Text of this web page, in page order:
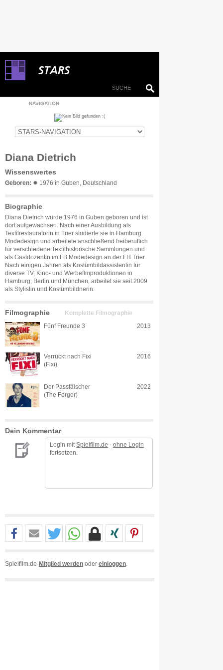
NAVIGATION
Diana Dietrich
Wissenswertes
Geboren: ✹ 1976 in Guben, Deutschland
Biographie
Diana Dietrich wurde 1976 in Guben geboren und ist
dort aufgewachsen. Nach einer Ausbildung als
Textilrestauratorin in Trier studierte sie in Hamburg
Modedesign und arbeitete anschließend freiberuﬂich
für verschiedene Textilhistorische Sammlungen und
als Gastdozentin im FB Modedesign an der FH Trier.
Nach einigen Jahren als Kostümbildassistentin für
diverse TV, Kino- und Werbeflmproduktionen in
Hamburg, Berlin und München, arbeitet sie seit 2009
als Stylistin und Kostümbildnerin.
Filmographie Komplette Filmographie
Fünf Freunde 3 2013
Verrückt nach Fixi
(Fixi)
2016
Der Passfälscher
(The Forger)
2022
Dein Kommentar
Login mit Spielfilm.de - ohne Login
fortsetzen.
Spielfilm.de-Mitglied werden oder einloggen